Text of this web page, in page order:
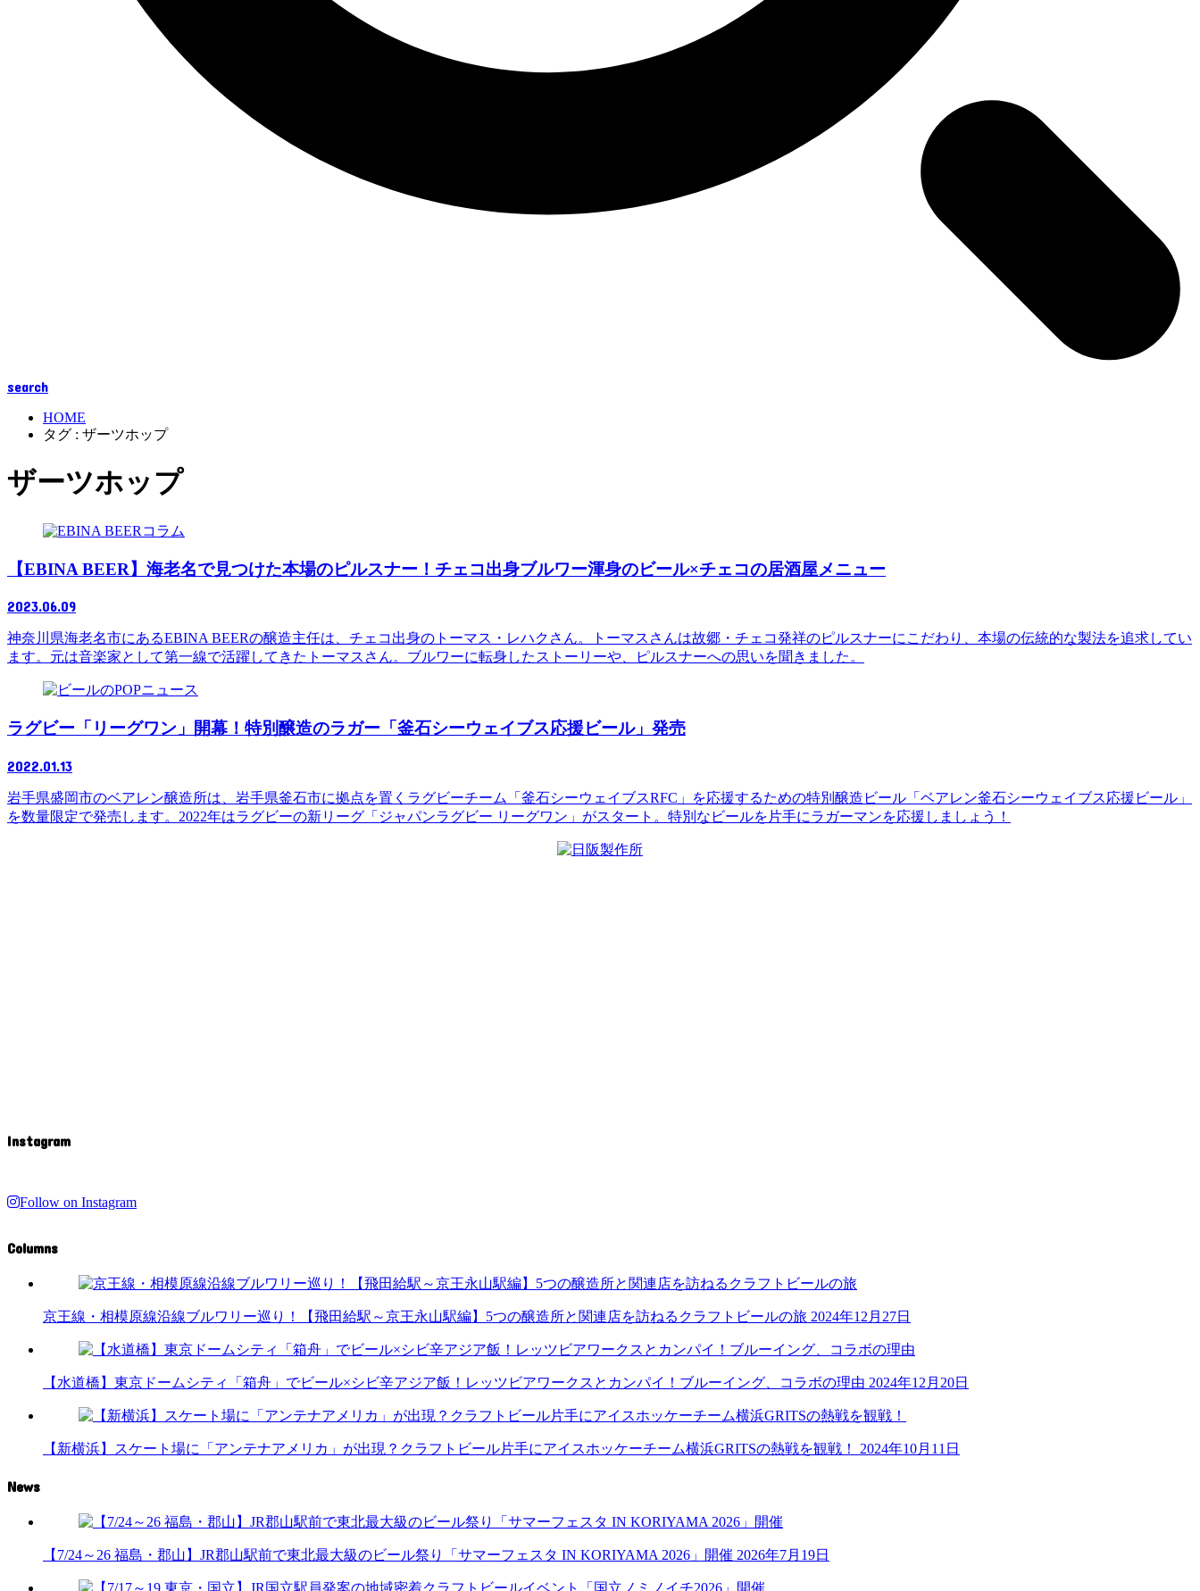
search
HOME
タグ : ザーツホップ
ザーツホップ
コラム
【EBINA BEER】海老名で見つけた本場のピルスナー！チェコ出身ブルワー渾身のビール×チェコの居酒屋メニュー
2023.06.09
神奈川県海老名市にあるEBINA BEERの醸造主任は、チェコ出身のトーマス・レハクさん。トーマスさんは故郷・チェコ発祥のピルスナーにこだわり、本場の伝統的な製法を追求してい
ます。元は音楽家として第一線で活躍してきたトーマスさん。ブルワーに転身したストーリーや、ピルスナーへの思いを聞きました。
ニュース
ラグビー「リーグワン」開幕！特別醸造のラガー「釜石シーウェイブス応援ビール」発売
2022.01.13
岩手県盛岡市のベアレン醸造所は、岩手県釜石市に拠点を置くラグビーチーム「釜石シーウェイブスRFC」を応援するための特別醸造ビール「ベアレン釜石シーウェイブス応援ビール」
を数量限定で発売します。2022年はラグビーの新リーグ「ジャパンラグビー リーグワン」がスタート。特別なビールを片手にラガーマンを応援しましょう！
Instagram
Follow on Instagram
Columns
京王線・相模原線沿線ブルワリー巡り！【飛田給駅～京王永山駅編】5つの醸造所と関連店を訪ねるクラフトビールの旅 2024年12月27日
【水道橋】東京ドームシティ「箱舟」でビール×シビ辛アジア飯！レッツビアワークスとカンパイ！ブルーイング、コラボの理由 2024年12月20日
【新横浜】スケート場に「アンテナアメリカ」が出現？クラフトビール片手にアイスホッケーチーム横浜GRITSの熱戦を観戦！ 2024年10月11日
News
【7/24～26 福島・郡山】JR郡山駅前で東北最大級のビール祭り「サマーフェスタ IN KORIYAMA 2026」開催 2026年7月19日